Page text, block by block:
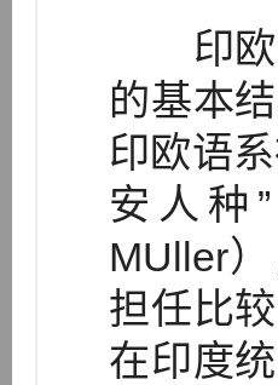
印欧语
的基本
印欧语
安人种
MUller
担任比
在印度